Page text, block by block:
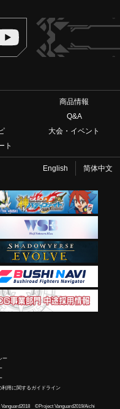
ヴァンガードch
商品情報
Q&A
大会・イベント
ト
English 简体中文
ー
利用に関するガイドライン
©Project Vanguard2019/Aichi